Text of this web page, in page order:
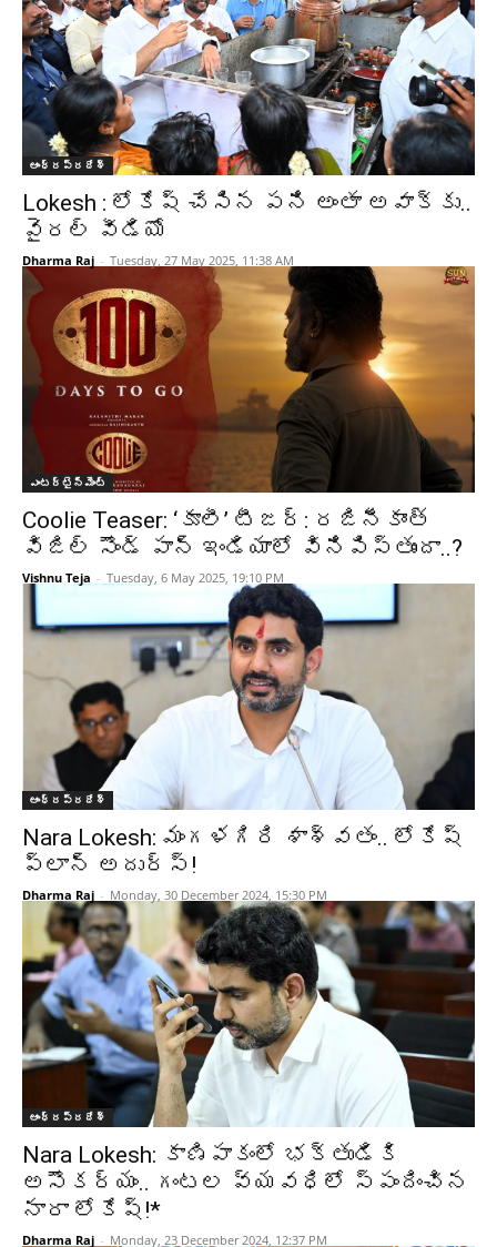
ఆంధ్రప్రదేశ్‌
Lokesh : లోకేష్ చేసిన పని అంతా అవాక్కు..
వైరల్ వీడియో
Dharma Raj - Tuesday, 27 May 2025, 11:38 AM
ఎంటర్టైన్మెంట్
Coolie Teaser: ‘కూలీ’ టీజర్: రజినీకాంత్
విజిల్ సౌండ్ పాన్ ఇండియాలో వినిపిస్తుందా..?
Vishnu Teja - Tuesday, 6 May 2025, 19:10 PM
ఆంధ్రప్రదేశ్‌
Nara Lokesh: మంగళగిరి శాశ్వతం.. లోకేష్
ప్లాన్ అదుర్స్!
Dharma Raj - Monday, 30 December 2024, 15:30 PM
ఆంధ్రప్రదేశ్‌
Nara Lokesh: కాణిపాకంలో భక్తుడికి
అసౌకర్యం.. గంటల వ్యవధిలో స్పందించిన
నారా లోకేష్!*
Dharma Raj - Monday, 23 December 2024, 12:37 PM